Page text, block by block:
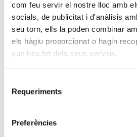
com feu servir el nostre lloc amb
socials, de publicitat i d'anàlisis
seu torn, ells la poden combinar
els hàgiu proporcionat o hagin
que heu fet dels seus serveis.
Requeriments
Preferències
Els nostres
Casos d’èxit:
han millorat
estratègia
d’Andorra que han
Google Ads optimitzades